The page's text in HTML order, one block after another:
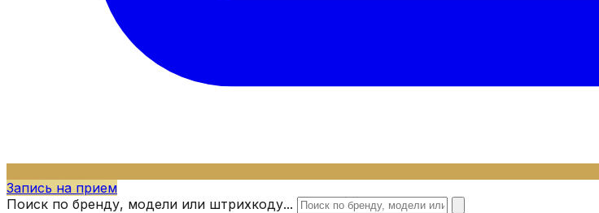
Запись на прием
Поиск по бренду, модели или штрихкоду...